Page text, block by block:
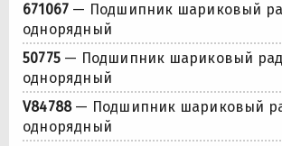
671067 — Подшипник шариковый
однорядный
50775— Подшипник шариковый
однорядный
V84788— Подшипник шариковый
однорядный